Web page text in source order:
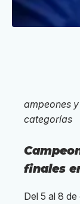
ampeones
categorías
finales
Del 5 al 8